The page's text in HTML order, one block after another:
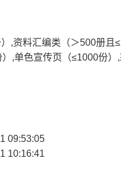
,资料汇编类（＞500册
,单色宣传页（≤1000份
09:53:05
10:16:41